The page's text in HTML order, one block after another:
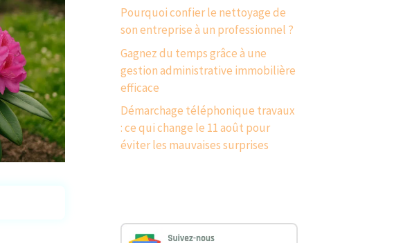
Pourquoi confier le nettoyage de
son entreprise à un professionnel ?
Gagnez du temps grâce à une
gestion administrative immobilière
efficace
Démarchage téléphonique travaux
: ce qui change le 11 août pour
éviter les mauvaises surprises